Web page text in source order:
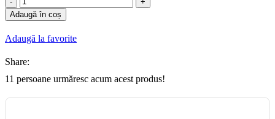
Ventilator
Ø100
PLAY
timer
23min)
Adaugă în coș
Adaugă la favorite
Share:
11 persoane urmăresc acum acest produs!